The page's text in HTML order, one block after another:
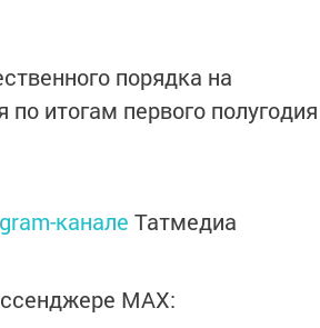
порядка на
по итогам первого полугодия
канале Татмедиа
MАХ: